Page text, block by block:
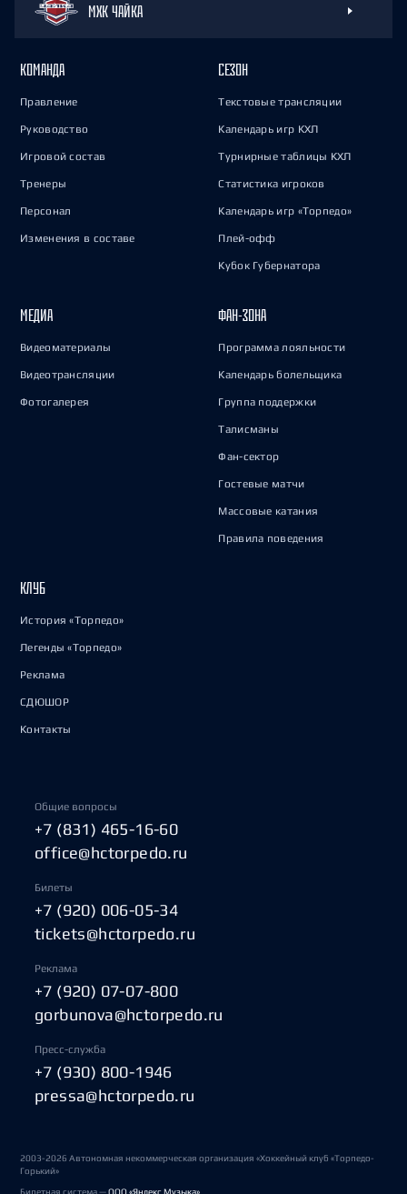
МХК ЧАЙКА
КОМАНДА
Правление
Руководство
Игровой состав
Тренеры
Персонал
Изменения в составе
СЕЗОН
Текстовые трансляции
Календарь игр КХЛ
Турнирные таблицы КХЛ
Статистика игроков
Календарь игр «Торпедо»
Плей-офф
Кубок Губернатора
МЕДИА
Видеоматериалы
Видеотрансляции
Фотогалерея
ФАН-ЗОНА
Программа лояльности
Календарь болельщика
Группа поддержки
Талисманы
Фан-сектор
Гостевые матчи
Массовые катания
Правила поведения
КЛУБ
История «Торпедо»
Легенды «Торпедо»
Реклама
СДЮШОР
Контакты
Общие вопросы
+7 (831) 465-16-60
office@hctorpedo.ru
Билеты
+7 (920) 006-05-34
tickets@hctorpedo.ru
Реклама
+7 (920) 07-07-800
gorbunova@hctorpedo.ru
Пресс-служба
+7 (930) 800-1946
pressa@hctorpedo.ru
2003-2026 Автономная некоммерческая организация «Хоккейный клуб «Торпедо-
Горький»
Билетная система —ООО «Яндекс Музыка»